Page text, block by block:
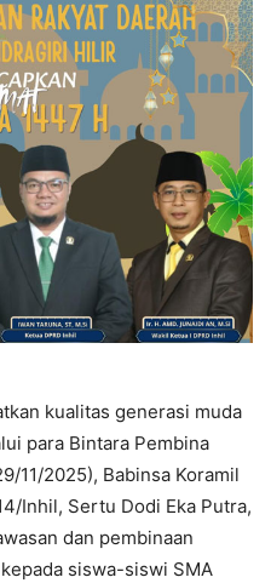
kualitas generasi muda
para Bintara Pembina
11/2025), Babinsa Koramil
Inhil, Sertu Dodi Eka Putra,
dan pembinaan
siswa-siswi SMA